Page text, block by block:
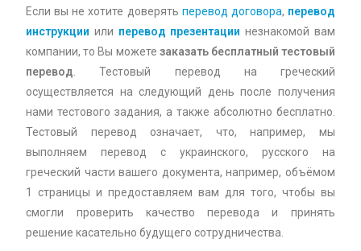
Если вы не хотите доверять перевод договора, перевод
инструкции или перевод презентации незнакомой вам
компании, то Вы можете заказать бесплатный тестовый
перевод . Тестовый перевод на греческий
осуществляется на следующий день после получения
нами тестового задания, а также абсолютно бесплатно.
Тестовый перевод означает, что, например, мы
выполняем перевод с украинского, русского на
греческий части вашего документа, например, объёмом
1 страницы и предоставляем вам для того, чтобы вы
смогли проверить качество перевода и принять
решение касательно будущего сотрудничества.